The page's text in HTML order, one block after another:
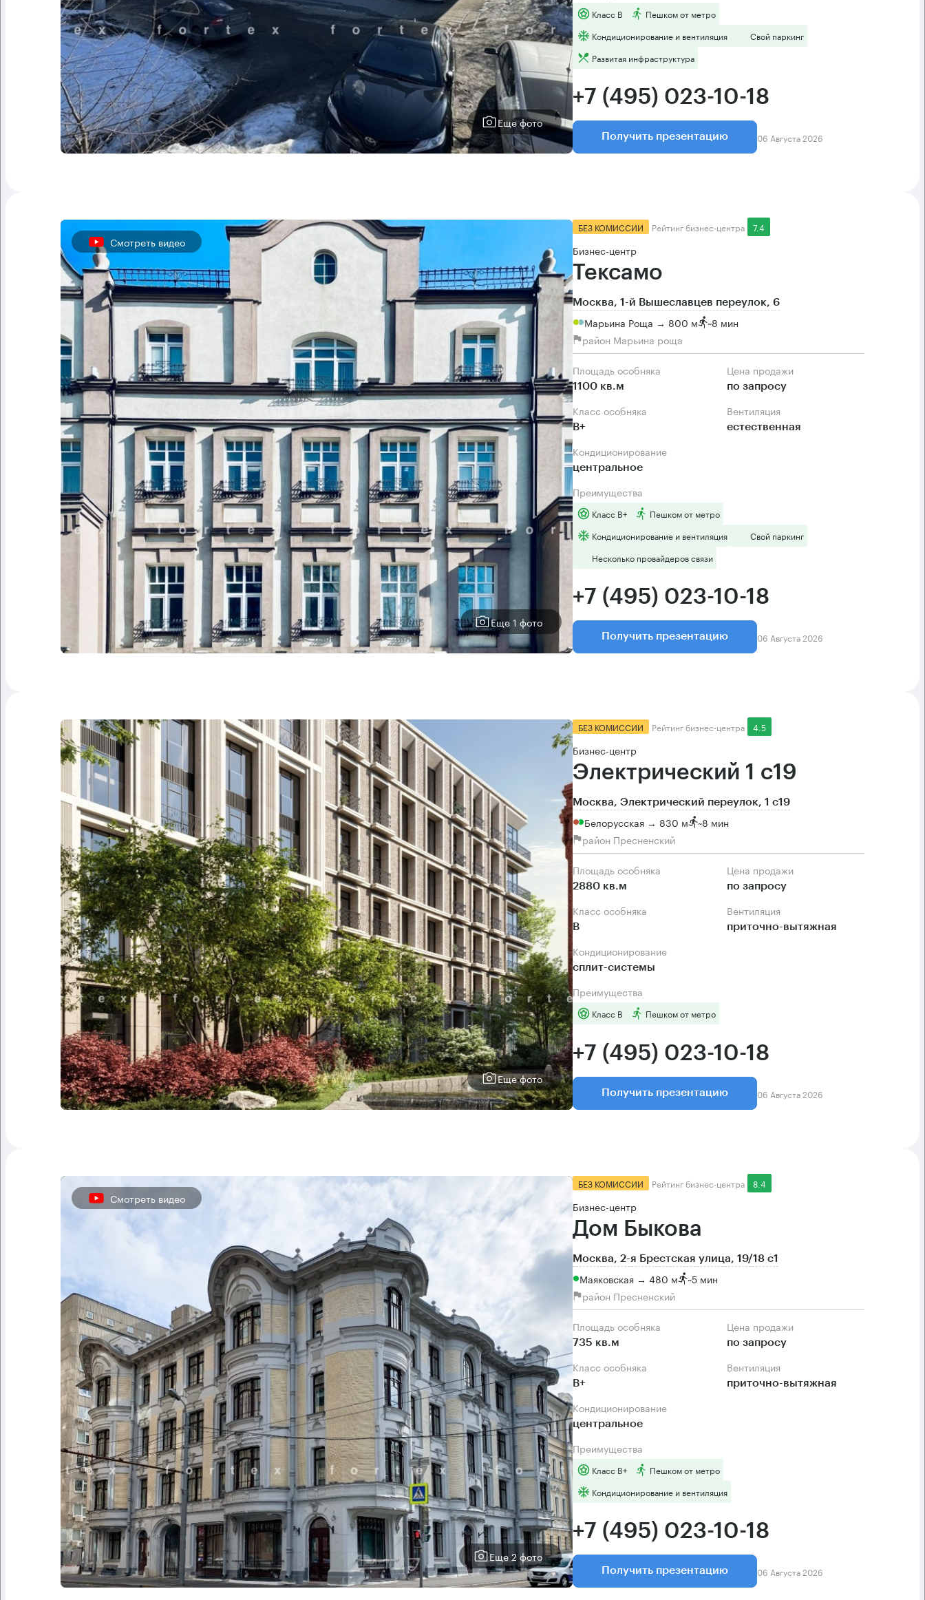
Еще фото
Класс B
Пешком от метро
Кондиционирование и вентиляция
Свой паркинг
Развитая инфраструктура
+7 (495) 023-10-18
Получить презентацию 06 Августа 2026
Смотреть видео
Еще 1 фото
БЕЗ КОМИССИИ Рейтинг бизнес-центра 7.4
Бизнес-центр
Тексамо
Москва, 1-й Вышеславцев переулок, 6
Марьина Роща → 800 м ~8 мин
район Марьина роща
Площадь особняка
1100 кв.м
Цена продажи
по запросу
Класс особняка
B+
Вентиляция
естественная
Кондиционирование
центральное
Преимущества
Класс B+
Пешком от метро
Кондиционирование и вентиляция
Свой паркинг
Несколько провайдеров связи
+7 (495) 023-10-18
Получить презентацию 06 Августа 2026
Еще фото
БЕЗ КОМИССИИ Рейтинг бизнес-центра 4.5
Бизнес-центр
Электрический 1 с19
Москва, Электрический переулок, 1 с19
Белорусская → 830 м ~8 мин
район Пресненский
Площадь особняка
2880 кв.м
Цена продажи
по запросу
Класс особняка
B
Вентиляция
приточно-вытяжная
Кондиционирование
сплит-системы
Преимущества
Класс B Пешком от метро
+7 (495) 023-10-18
Получить презентацию 06 Августа 2026
Смотреть видео
Еще 2 фото
БЕЗ КОМИССИИ Рейтинг бизнес-центра 8.4
Бизнес-центр
Дом Быкова
Москва, 2-я Брестская улица, 19/18 с1
Маяковская → 480 м ~5 мин
район Пресненский
Площадь особняка
735 кв.м
Цена продажи
по запросу
Класс особняка
B+
Вентиляция
приточно-вытяжная
Кондиционирование
центральное
Преимущества
Класс B+
Пешком от метро
Кондиционирование и вентиляция
+7 (495) 023-10-18
Получить презентацию 06 Августа 2026